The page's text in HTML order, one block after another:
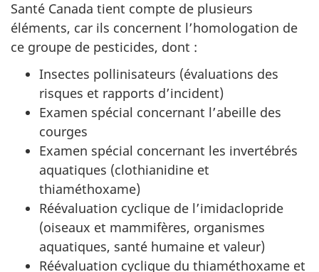
Santé Canada tient compte de plusieurs
éléments, car ils concernent l’homologation de
ce groupe de pesticides, dont :
Insectes pollinisateurs (évaluations des
risques et rapports d’incident)
Examen spécial concernant l’abeille des
courges
Examen spécial concernant les invertébrés
aquatiques (clothianidine et
thiaméthoxame)
Réévaluation cyclique de l’imidaclopride
(oiseaux et mammifères, organismes
aquatiques, santé humaine et valeur)
Réévaluation cyclique du thiaméthoxame et